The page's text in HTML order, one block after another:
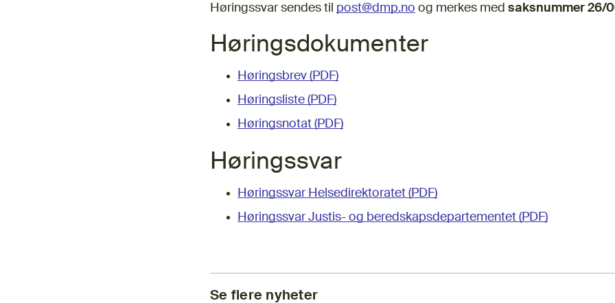
Høringssvar sendes til post@dmp.no og merkes med saksnummer 26/
Høringsdokumenter
Høringsbrev (PDF)
Høringsliste (PDF)
Høringsnotat (PDF)
Høringssvar
Høringssvar Helsedirektoratet (PDF)
Høringssvar Justis- og beredskapsdepartementet (PDF)
Se flere nyheter